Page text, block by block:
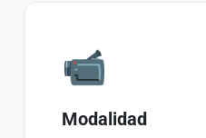
📹
Modalidad